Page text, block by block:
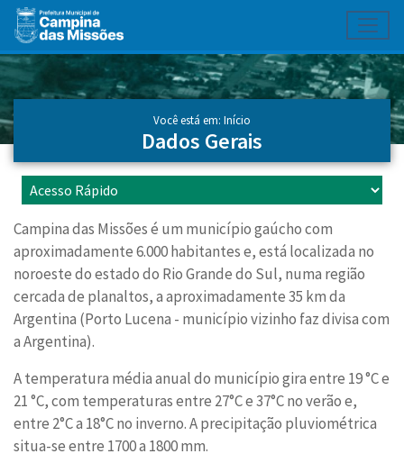
Ir para conteúdo principal
Conteúdo Principal
Você está em: Início
Dados Gerais
Campina das Missões é um município gaúcho com
aproximadamente 6.000 habitantes e, está localizada no
noroeste do estado do Rio Grande do Sul, numa região
cercada de planaltos, a aproximadamente 35 km da
Argentina (Porto Lucena - município vizinho faz divisa com
a Argentina).
A temperatura média anual do município gira entre 19 °C e
21 °C, com temperaturas entre 27°C e 37°C no verão e,
entre 2°C a 18°C no inverno. A precipitação pluviométrica
situa-se entre 1700 a 1800 mm.